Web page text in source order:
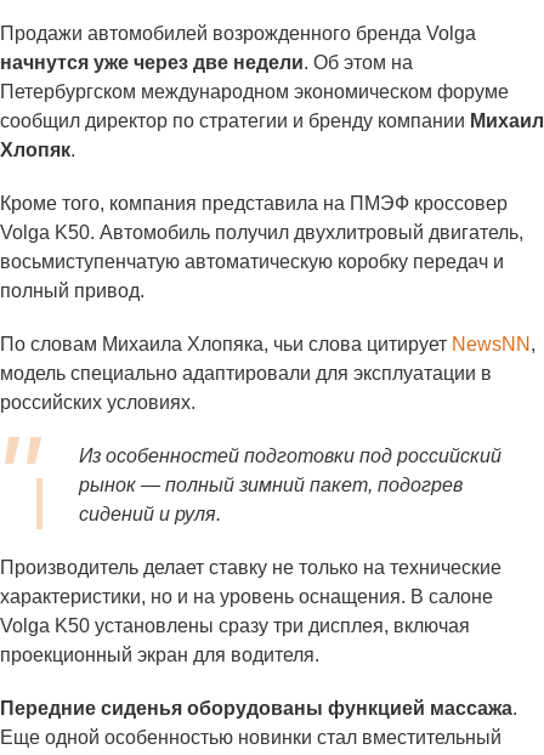
Продажи автомобилей возрожденного бренда Volga
начнутся уже через две недели. Об этом на
Петербургском международном экономическом форуме
сообщил директор по стратегии и бренду компании Михаил
Хлопяк.
Кроме того, компания представила на ПМЭФ кроссовер
Volga K50. Автомобиль получил двухлитровый двигатель,
восьмиступенчатую автоматическую коробку передач и
полный привод.
По словам Михаила Хлопяка, чьи слова цитирует NewsNN ,
модель специально адаптировали для эксплуатации в
российских условиях.
Из особенностей подготовки под российский
рынок — полный зимний пакет, подогрев
сидений и руля.
Производитель делает ставку не только на технические
характеристики, но и на уровень оснащения. В салоне
Volga K50 установлены сразу три дисплея, включая
проекционный экран для водителя.
Передние сиденья оборудованы функцией массажа.
Еще одной особенностью новинки стал вместительный